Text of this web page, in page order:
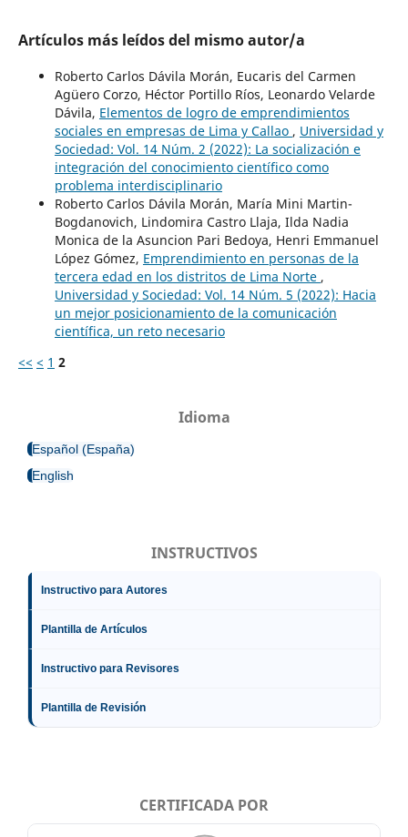
Artículos más leídos del mismo autor/a
Roberto Carlos Dávila Morán, Eucaris del Carmen
Agüero Corzo, Héctor Portillo Ríos, Leonardo Velarde
Dávila, Elementos de logro de emprendimientos
sociales en empresas de Lima y Callao , Universidad y
Sociedad: Vol. 14 Núm. 2 (2022): La socialización e
integración del conocimiento científico como
problema interdisciplinario
Roberto Carlos Dávila Morán, María Mini Martin-
Bogdanovich, Lindomira Castro Llaja, Ilda Nadia
Monica de la Asuncion Pari Bedoya, Henri Emmanuel
López Gómez, Emprendimiento en personas de la
tercera edad en los distritos de Lima Norte ,
Universidad y Sociedad: Vol. 14 Núm. 5 (2022): Hacia
un mejor posicionamiento de la comunicación
científica, un reto necesario
<< < 1 2
Idioma
Español (España)
English
INSTRUCTIVOS
Instructivo para Autores
Plantilla de Artículos
Instructivo para Revisores
Plantilla de Revisión
CERTIFICADA POR